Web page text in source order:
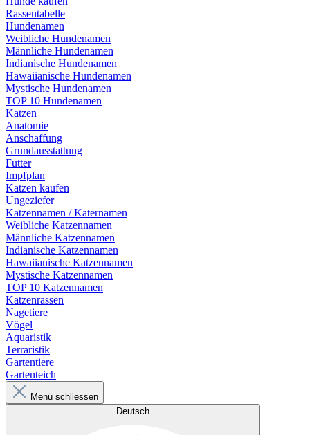
Rassentabelle
Hundenamen
Weibliche Hundenamen
Männliche Hundenamen
Indianische Hundenamen
Hawaiianische Hundenamen
Mystische Hundenamen
TOP 10 Hundenamen
Katzen
Anatomie
Anschaffung
Grundausstattung
Futter
Impfplan
Katzen kaufen
Ungeziefer
Katzennamen / Katernamen
Weibliche Katzennamen
Männliche Katzennamen
Indianische Katzennamen
Hawaiianische Katzennamen
Mystische Katzennamen
TOP 10 Katzennamen
Katzenrassen
Nagetiere
Vögel
Aquaristik
Terraristik
Gartentiere
Gartenteich
Menü schliessen
Deutsch